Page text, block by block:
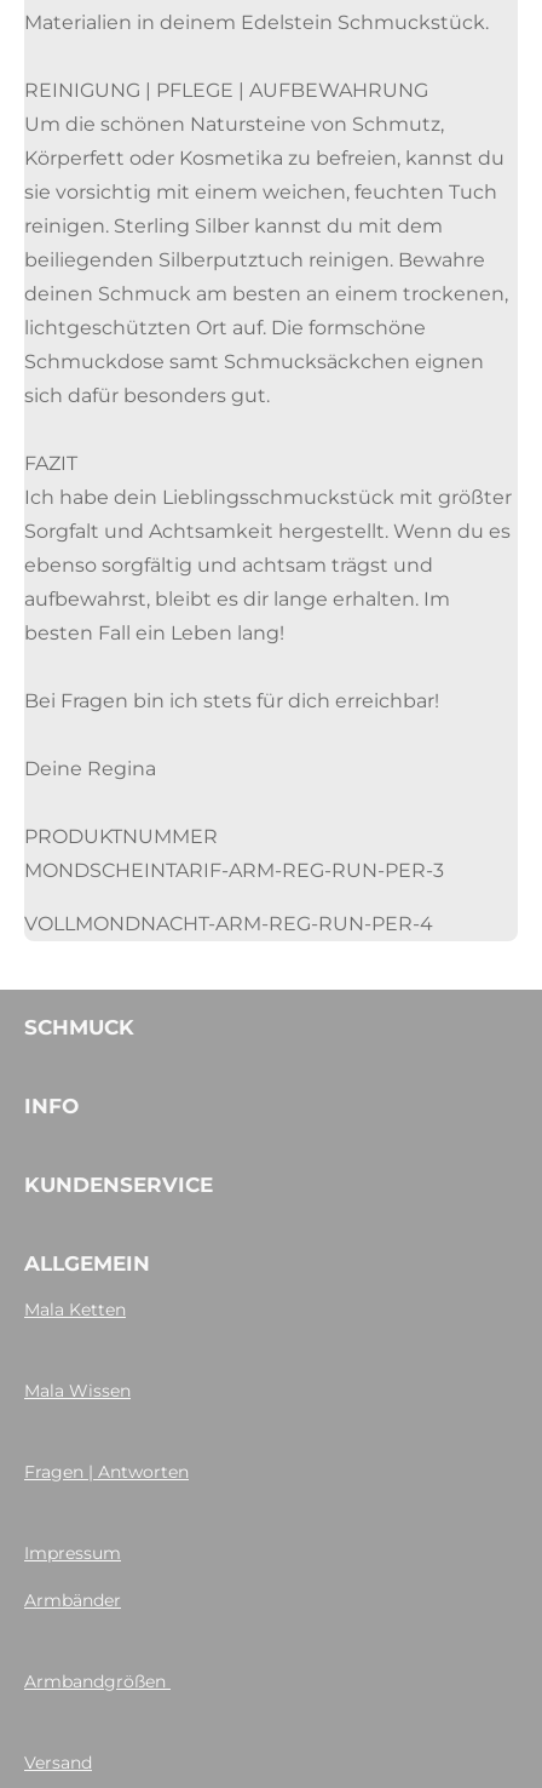
Materialien in deinem Edelstein Schmuckstück.
REINIGUNG | PFLEGE | AUFBEWAHRUNG
Um die schönen Natursteine von Schmutz,
Körperfett oder Kosmetika zu befreien, kannst du
sie vorsichtig mit einem weichen, feuchten Tuch
reinigen. Sterling Silber kannst du mit dem
beiliegenden Silberputztuch reinigen. Bewahre
deinen Schmuck am besten an einem trockenen,
lichtgeschützten Ort auf. Die formschöne
Schmuckdose samt Schmucksäckchen eignen
sich dafür besonders gut.
FAZIT
Ich habe dein Lieblingsschmuckstück mit größter
Sorgfalt und Achtsamkeit hergestellt. Wenn du es
ebenso sorgfältig und achtsam trägst und
aufbewahrst, bleibt es dir lange erhalten. Im
besten Fall ein Leben lang!
Bei Fragen bin ich stets für dich erreichbar!
Deine Regina
PRODUKTNUMMER
MONDSCHEINTARIF-ARM-REG-RUN-PER-3
VOLLMONDNACHT-ARM-REG-RUN-PER-4
SCHMUCK
INFO
KUNDENSERVICE
ALLGEMEIN
Mala Ketten
Mala Wissen
Fragen | Antworten
Impressum
Armbänder
Armbandgrößen
Versand